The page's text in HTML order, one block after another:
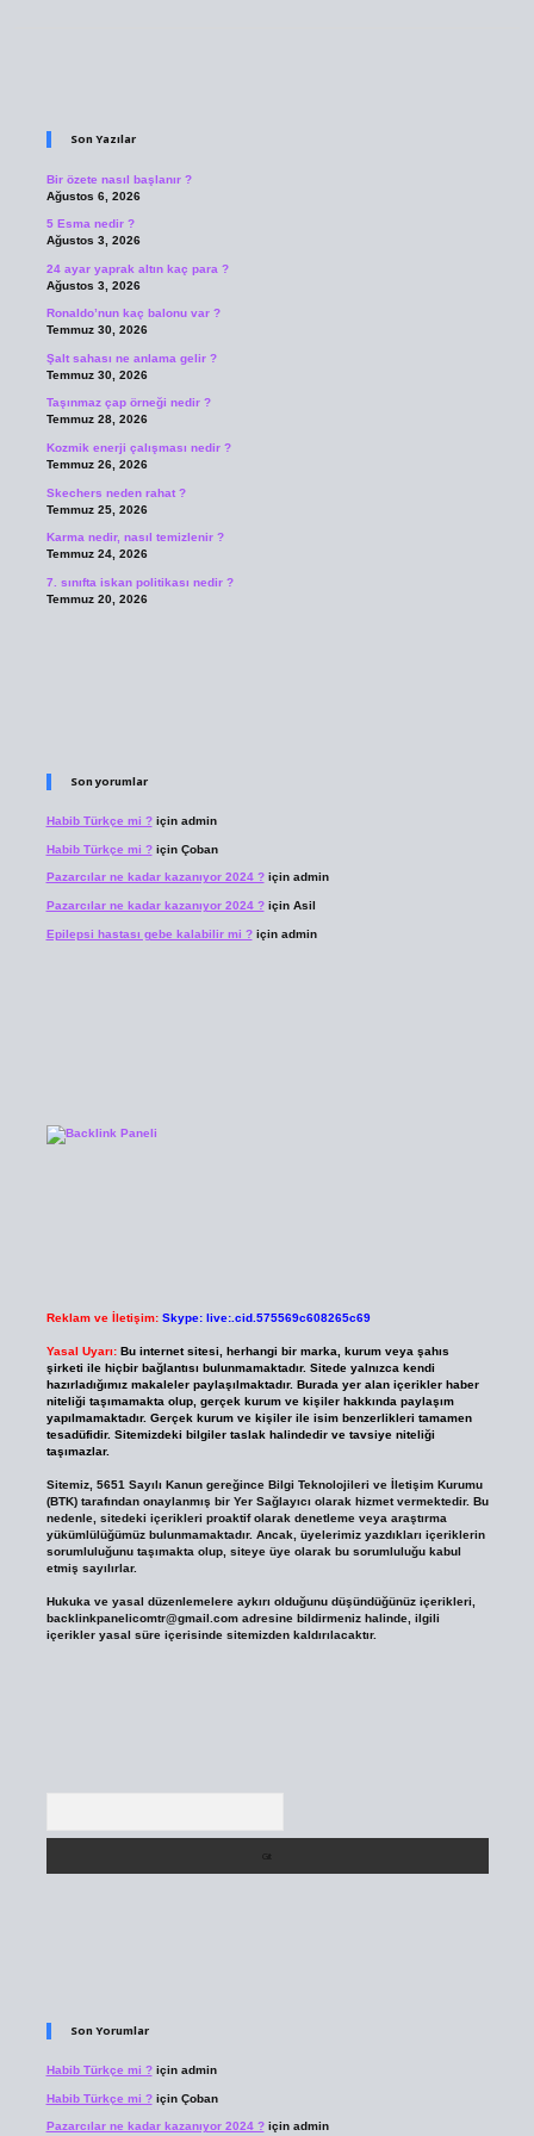
Son Yazılar
Bir özete nasıl başlanır ?
Ağustos 6, 2026
5 Esma nedir ?
Ağustos 3, 2026
24 ayar yaprak altın kaç para ?
Ağustos 3, 2026
Ronaldo’nun kaç balonu var ?
Temmuz 30, 2026
Şalt sahası ne anlama gelir ?
Temmuz 30, 2026
Taşınmaz çap örneği nedir ?
Temmuz 28, 2026
Kozmik enerji çalışması nedir ?
Temmuz 26, 2026
Skechers neden rahat ?
Temmuz 25, 2026
Karma nedir, nasıl temizlenir ?
Temmuz 24, 2026
7. sınıfta iskan politikası nedir ?
Temmuz 20, 2026
Son yorumlar
Habib Türkçe mi ?için admin
Habib Türkçe mi ?için Çoban
Pazarcılar ne kadar kazanıyor 2024 ?için admin
Pazarcılar ne kadar kazanıyor 2024 ?için Asil
Epilepsi hastası gebe kalabilir mi ?için admin
Reklam ve İletişim: Skype: live:.cid.575569c608265c69
Yasal Uyarı: Bu internet sitesi, herhangi bir marka, kurum veya şahıs
şirketi ile hiçbir bağlantısı bulunmamaktadır. Sitede yalnızca kendi
hazırladığımız makaleler paylaşılmaktadır. Burada yer alan içerikler haber
niteliği taşımamakta olup, gerçek kurum ve kişiler hakkında paylaşım
yapılmamaktadır. Gerçek kurum ve kişiler ile isim benzerlikleri tamamen
tesadüfidir. Sitemizdeki bilgiler taslak halindedir ve tavsiye niteliği
taşımazlar.
Sitemiz, 5651 Sayılı Kanun gereğince Bilgi Teknolojileri ve İletişim Kurumu
(BTK) tarafından onaylanmış bir Yer Sağlayıcı olarak hizmet vermektedir. Bu
nedenle, sitedeki içerikleri proaktif olarak denetleme veya araştırma
yükümlülüğümüz bulunmamaktadır. Ancak, üyelerimiz yazdıkları içeriklerin
sorumluluğunu taşımakta olup, siteye üye olarak bu sorumluluğu kabul
etmiş sayılırlar.
Hukuka ve yasal düzenlemelere aykırı olduğunu düşündüğünüz içerikleri,
backlinkpanelicomtr@gmail.comadresine bildirmeniz halinde, ilgili
içerikler yasal süre içerisinde sitemizden kaldırılacaktır.
Son Yorumlar
Habib Türkçe mi ?için admin
Habib Türkçe mi ?için Çoban
Pazarcılar ne kadar kazanıyor 2024 ?için admin